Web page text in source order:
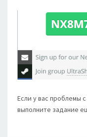
Если у вас проблемы
выполните задание